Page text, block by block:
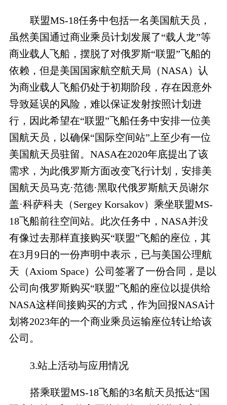
联盟MS-18任务中包括一名美国航天员，
虽然美国通过商业乘员计划发展了“载人龙”等
商业载人飞船，摆脱了对俄罗斯“联盟”飞船的
依赖，但是美国国家航空航天局（NASA）认
为商业载人飞船仍处于初期阶段，存在因意外
导致延误的风险，难以保证发射按照计划进
行，因此希望在“联盟”飞船任务中安排一位美
国航天员，以确保“国际空间站”上至少有一位
美国航天员驻留。NASA在2020年底提出了该
需求，为此俄罗斯方面改变飞行计划，安排美
国航天员马克·范德·黑取代俄罗斯航天员谢尔
盖·科萨科夫（Sergey Korsakov）乘坐联盟MS-
18飞船前往空间站。此次任务中，NASA并没
有像过去那样直接购买“联盟”飞船的座位，其
在3月9日的一份声明中表示，已与美国公理航
天（Axiom Space）公司签署了一份合同，是以
公司向俄罗斯购买“联盟”飞船的座位以提供给
NASA这样间接购买的方式，作为回报NASA计
划将2023年的一个商业乘员运输座位转让给该
公司。
3.站上活动与应用情况
搭乘联盟MS-18飞船的3名航天员抵达“国